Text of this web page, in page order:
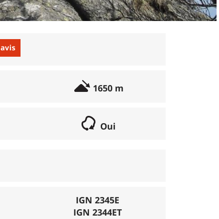
1650 m
Oui
lorsqu'il s'agit d'une boucle. Les chemins
peut se réaliser avec un vélo semi
IGN 2345E
IGN 2344ET